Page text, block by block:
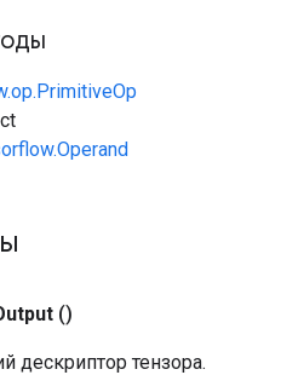
()
дескриптор тензора.